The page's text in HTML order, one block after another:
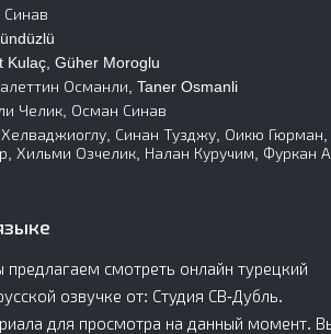
Kulaç, Güher Moroglu
Османли, Taner Osmanli
Челик, Осман Синав
Синан Тузджу, Оикю Гюрман,
Хильми Озчелик, Налан Куручим, Фуркан
смотреть онлайн турецкий
озвучке от: Студия СВ-Дубль.
для просмотра на данный момент.